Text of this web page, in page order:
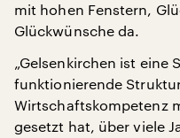
mit hohen Fenstern,
Glückwünsche da.
„Gelsenkirchen ist eine
funktionierende
Wirtschaftskompetenz
gesetzt hat, über viele